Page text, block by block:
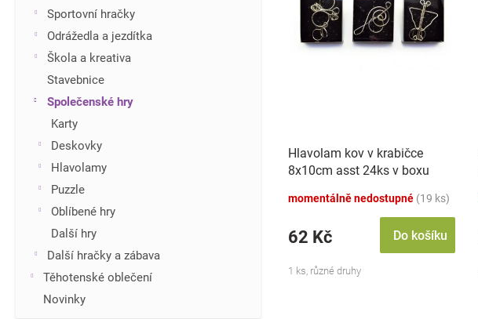
Sportovní hračky
Odrážedla a jezdítka
Škola a kreativa
Stavebnice
Společenské hry
Karty
Deskovky
Hlavolamy
Puzzle
Oblíbené hry
Další hry
Další hračky a zábava
Těhotenské oblečení
Novinky
Hlavolam kov v krabičce
8x10cm asst 24ks v boxu
momentálně nedostupné (19 ks)
62 Kč Do košíku
1 ks, různé druhy